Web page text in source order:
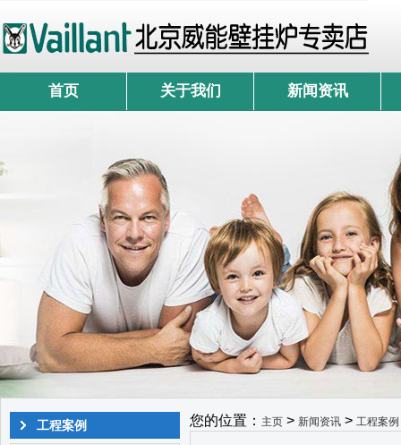
首页 关于我们 新闻资讯
工程案例 您的位置： 主页 > 新闻资讯 > 工程案例